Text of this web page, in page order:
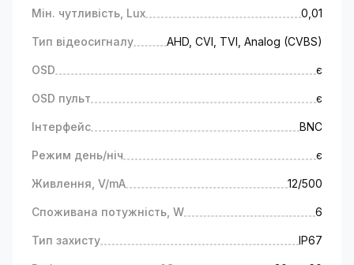
Технічні характеристики
Камера відеоспостереження працює на
Роздільна здатність зображення 2.0 МР,
Стандарти відеосигналу AHD, CVI, TVI,
Analog (CVBS);
обладнана вбудованою інфрачервоною
підсвіткою;
Налаштування зображення і регулювання
підсилення сигналу здійснюється за
меню.
Гарантія та доставка
Мін. чутливість, Lux 0,01
Тип відеосигналу AHD, CVI, TVI, Analog (CVBS)
OSD є
OSD пульт є
Інтерфейс BNC
Режим день/ніч є
Живлення, V/mA 12/500
Споживана потужність, W 6
Тип захисту IP67